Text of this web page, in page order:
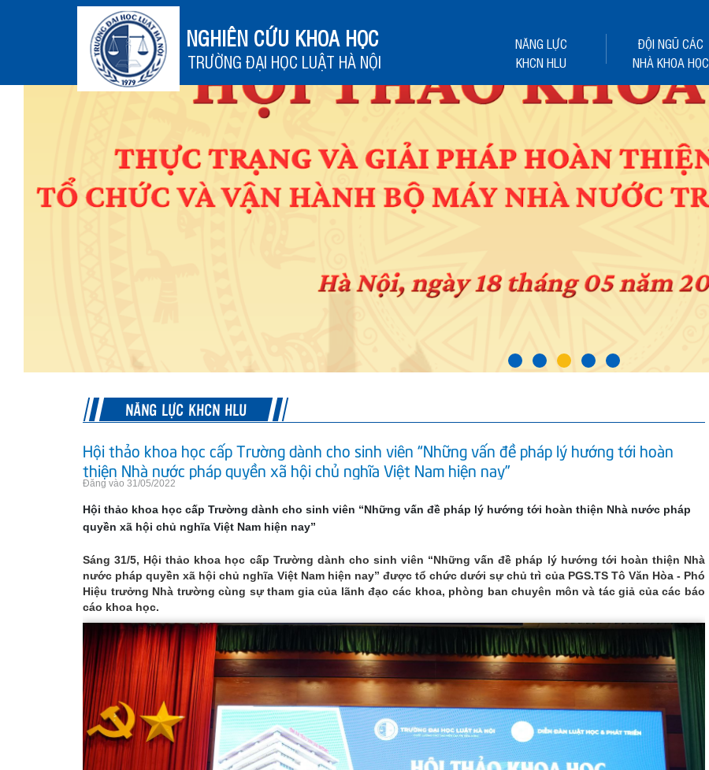
NGHIÊN CỨU KHOA HỌC
TRƯỜNG ĐẠI HỌC LUẬT HÀ NỘI
NĂNG LỰC
KHCN HLU
ĐỘI NGŨ CÁC
NHÀ KHOA HỌC
NĂNG LỰC KHCN HLU
Hội thảo khoa học cấp Trường dành cho sinh viên “Những vấn đề pháp lý hướng tới hoàn
thiện Nhà nước pháp quyền xã hội chủ nghĩa Việt Nam hiện nay”
Đăng vào 31/05/2022
Hội thảo khoa học cấp Trường dành cho sinh viên “Những vấn đề pháp lý hướng tới hoàn thiện Nhà nước pháp
quyền xã hội chủ nghĩa Việt Nam hiện nay”
Sáng 31/5, Hội thảo khoa học cấp Trường dành cho sinh viên “Những vấn đề pháp lý hướng tới hoàn thiện Nhà
nước pháp quyền xã hội chủ nghĩa Việt Nam hiện nay” được tổ chức dưới sự chủ trì của PGS.TS Tô Văn Hòa - Phó
Hiệu trưởng Nhà trường cùng sự tham gia của lãnh đạo các khoa, phòng ban chuyên môn và tác giả của các báo
cáo khoa học.